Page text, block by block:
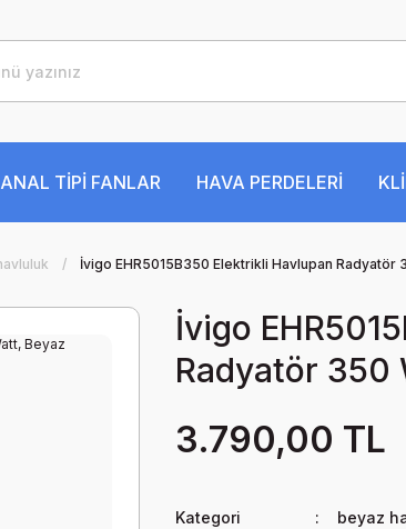
TİPİ FANLAR HAVA PERDELERİ
İvigo EHR5015B350 Elektrikli Havlupan Radyatör
İvigo
Radyatör 350
3.790,00 TL
Kategori beyaz